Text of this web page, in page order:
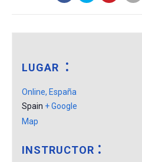
LUGAR
Online, España
Spain + Google
Map
INSTRUCTOR